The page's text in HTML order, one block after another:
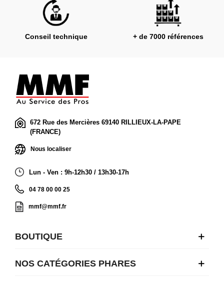
Conseil technique + de 7000 références
672 Rue des Mercières 69140 RILLIEUX-LA-PAPE
(FRANCE)
Nous localiser
Lun - Ven : 9h-12h30 / 13h30-17h
04 78 00 00 25
mmf@mmf.fr
BOUTIQUE
NOS CATÉGORIES PHARES